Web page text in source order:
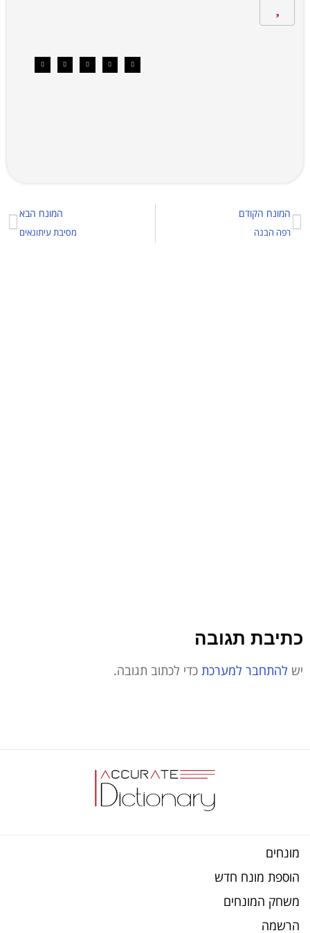
המונח הקודם
רפה הבנה
המונח הבא
מסיבת עיתונאים
כתיבת תגובה
יש להתחבר למערכת כדי לכתוב תגובה.
מונחים
הוספת מונח חדש
משחק המונחים
הרשמה